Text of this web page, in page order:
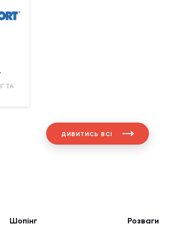
ТА
ДИВИТИСЬ ВСІ
Шопінг Розваги